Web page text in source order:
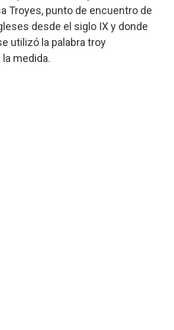
Troyes, punto de encuentro de
desde el siglo IX y donde
utilizó la palabra troy
medida.